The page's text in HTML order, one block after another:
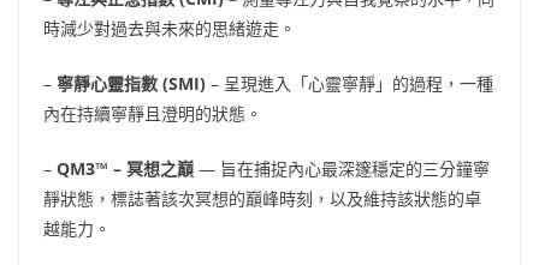
時減少對過去與未來的思緒遊走。
– 寧靜心靈指數 (SMI) – 呈現進入「心靈寧靜」的過程，一種
內在持續寧靜且澄明的狀態。
– QM3™ – 冥想之巔 — 旨在捕捉內心最深邃穩定的三分鐘寧
靜狀態，標誌著該次冥想的巔峰時刻，以及維持該狀態的卓
越能力。